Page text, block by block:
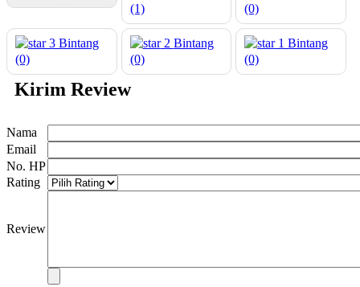
(1)
(0)
3 Bintang
(0)
2 Bintang
(0)
1Bintang
(0)
Kirim Review
Nama
Email
No. HP
Rating
Review